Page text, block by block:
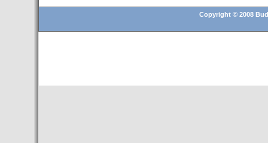
Copyright © 2008